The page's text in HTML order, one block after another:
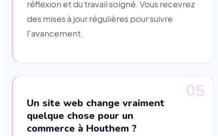
réflexion et du travail soigné. Vous recevrez
des mises à jour régulières pour suivre
l'avancement.
05
Un site web change vraiment
quelque chose pour un
commerce à Houthem ?